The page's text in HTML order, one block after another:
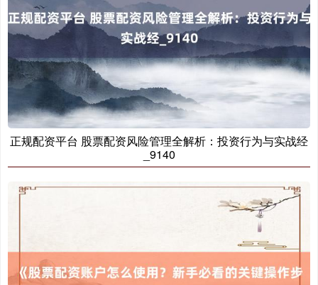
正规配资平台 股票配资风险管理全解析：投资行为与实战经
_9140